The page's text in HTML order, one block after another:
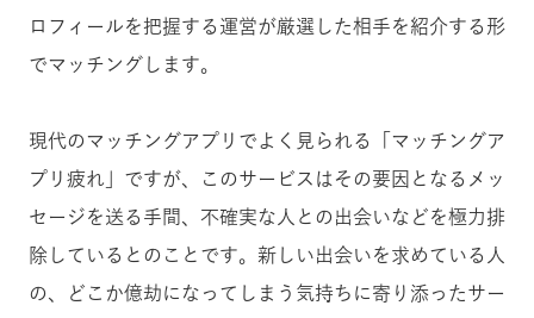
ロフィールを把握する運営が厳選した相手を紹介する形
でマッチングします。
現代のマッチングアプリでよく見られる「マッチングア
プリ疲れ」ですが、このサービスはその要因となるメッ
セージを送る手間、不確実な人との出会いなどを極力排
除しているとのことです。新しい出会いを求めている人
の、どこか億劫になってしまう気持ちに寄り添ったサー